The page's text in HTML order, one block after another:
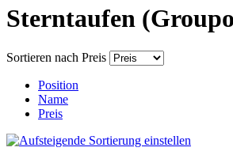
Sterntaufen
Sortieren nach Preis
Position
Name
Preis